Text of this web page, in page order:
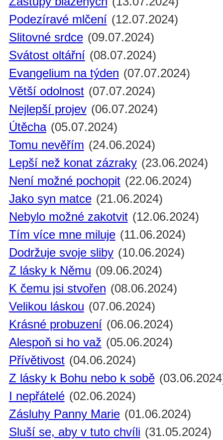
Podezíravé mlčení (12.07.2024)
Slitovné srdce (09.07.2024)
Svátost oltářní (08.07.2024)
Evangelium na týden (07.07.2024)
Větší odolnost (07.07.2024)
Nejlepší projev (06.07.2024)
Útěcha (05.07.2024)
Tomu nevěřím (24.06.2024)
Lepší než konat zázraky (23.06.2024)
Není možné pochopit (22.06.2024)
Jako syn matce (21.06.2024)
Nebylo možné zakotvit (12.06.2024)
Tím více mne miluje (11.06.2024)
Dodržuje svoje sliby (10.06.2024)
Z lásky k Němu (09.06.2024)
K čemu jsi stvořen (08.06.2024)
Velikou láskou (07.06.2024)
Krásné probuzení (06.06.2024)
Alespoň si ho važ (05.06.2024)
Přívětivost (04.06.2024)
Z lásky k Bohu nebo k sobě
I nepřátelé (02.06.2024)
Zásluhy Panny Marie (01.06.2024)
Sluší se, aby v tuto chvíli (31.05.2024)